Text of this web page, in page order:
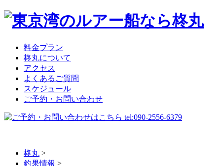
料金プラン
柊丸について
アクセス
よくあるご質問
スケジュール
ご予約・お問い合わせ
柊丸 >
釣果情報 >